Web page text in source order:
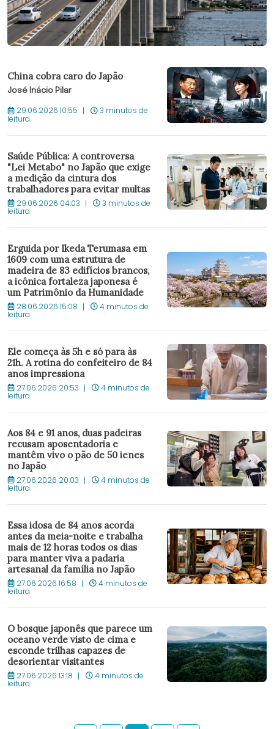
China cobra caro do Japão
José Inácio Pilar
29.06.2026 10:55 3 minutos de
leitura
Saúde Pública: A controversa
"Lei Metabo" no Japão que exige
a medição da cintura dos
trabalhadores para evitar multas
29.06.2026 04:03 3 minutos de
leitura
Erguida por Ikeda Terumasa em
1609 com uma estrutura de
madeira de 83 edifícios brancos,
a icônica fortaleza japonesa é
um Patrimônio da Humanidade
28.06.2026 15:08 4 minutos de
leitura
Ele começa às 5h e só para às
21h. A rotina do confeiteiro de 84
anos impressiona
27.06.2026 20:53 4 minutos de
leitura
Aos 84 e 91 anos, duas padeiras
recusam aposentadoria e
mantêm vivo o pão de 50 ienes
no Japão
27.06.2026 20:03 4 minutos de
leitura
Essa idosa de 84 anos acorda
antes da meia-noite e trabalha
mais de 12 horas todos os dias
para manter viva a padaria
artesanal da família no Japão
27.06.2026 16:58 4 minutos de
leitura
O bosque japonês que parece um
oceano verde visto de cima e
esconde trilhas capazes de
desorientar visitantes
27.06.2026 13:18 4 minutos de
leitura